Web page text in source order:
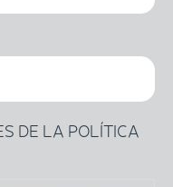
DE LA POLÍTICA